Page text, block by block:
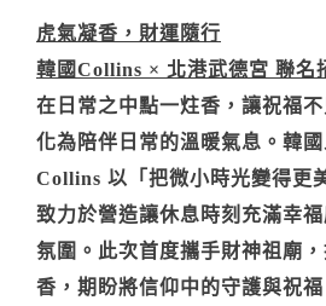
虎氣凝香，財運隨行
韓國Collins × 北港武德宮 聯名
在日常之中點一炷香，讓祝福
化為陪伴日常的溫暖氣息。韓
Collins 以「把微小時光變得更
致力於營造讓休息時刻充滿幸
氛圍。此次首度攜手財神祖廟
香，期盼將信仰中的守護與祝